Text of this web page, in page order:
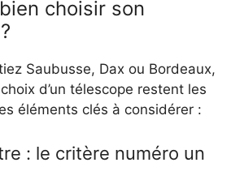
choisir son
Saubusse, Dax ou Bordeaux,
d’un télescope restent les
éléments clés à considérer :
: le critère numéro un